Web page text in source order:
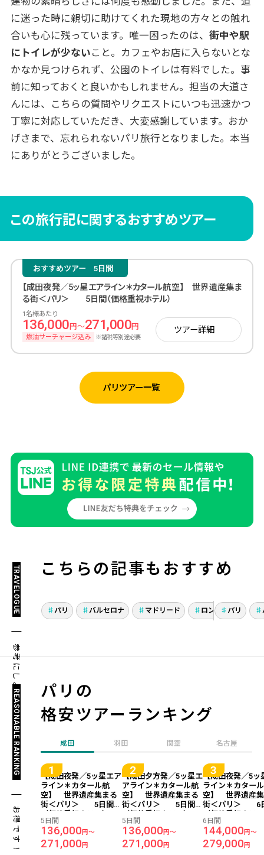
に迷った時に親切に助けてくれた現地の方々との触れ
合いも心に残っています。唯一困ったのは、 街中や駅
にトイレが少ない こと。カフェやお店に入らないとな
かなか見つけられず、公園のトイレは有料でした。事
前に知っておくと良いかもしれません。担当の大道さ
んには、こちらの質問やリクエストにいつも迅速かつ
丁寧に対応していただき、大変感謝しています。おか
げさまで、忘れられないパリ旅行となりました。本当
にありがとうございました。
この旅行記に関するおすすめツアー
おすすめツアー 5日間
【成田夜発／5ッ星エアライン＊カタール航空】 世界遺産集ま
る街＜パリ＞ 5日間（価格重視ホテル）
1名様あたり
136,000 円～271,000円
燃油サーチャージ込み ※諸税等別途必要
ツアー詳細
パリツアー一覧
こちらの記事もおすすめ
TRAVELOGUE
参考にしよう！
パリ・バルセロナ・マド
パリ バルセロナ マドリード ロンドン 友
ギリ
パリ
パリの
格安ツアーランキング
REASONABLE RANKING
お得です！
成田 羽田 関空 名古屋
【成田夜発／5ッ星エア
ライン＊カタール航
空】 世界遺産集まる
街＜パリ＞ 5日間
5日間
136,000円～
271,000円
【成田夕方発／5ッ星エ
アライン＊カタール航
空】 世界遺産集まる
街＜パリ＞ 5日間
5日間
136,000 円～
271,000 円
【成田夜発／5ッ
ライン＊カター
空】 世界遺産
街＜パリ＞ 6
6日間
144,000円～
279,000円